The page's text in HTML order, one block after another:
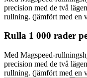
precision med de två
rullning. (jämfört med en
Rulla 1 000 rader
Med Magspeed-
precision med de två
rullning. (jämfört med en